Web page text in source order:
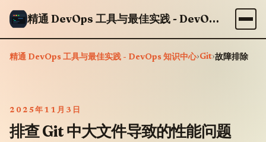
精通 DevOps 工具与最佳实践 - DevOps 知识中心
精通 DevOps 工具与最佳实践 - DevOps 知识中心›Git›故障排除
2025年11月3日
排查 Git 中大文件导致的性能问题